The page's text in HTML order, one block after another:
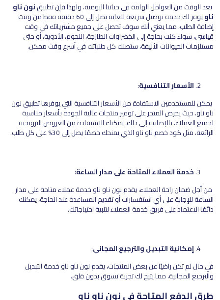
يعد الوقت من العوامل الهامة في حياتنا اليومية، ولهذا فإن تطبيقنون ناو
ناو يوفر لك خدمة توصيل سريعة للغاية تصل إلى 60 دقيقة فقط من وقت
إضافة الطلب، مما يعني أنك سوف تحصل على جميع مشترياتك في وقت
قياسي، سواء كنت بحاجة إلى الخضراوات الطازجة، اللحوم، الأدوية، أو حتى
مستلزمات الحيوانات الأليفة، ستصلك كل طلباتك في أسرع وقت ممكن.
الأسعار التنافسية:
يمكن للمستخدمين الاستفادة من الأسعار التنافسية التي يوفرها تطبيق نون
ناو ناو، حيث يحرص المتجر على توفير منتجات عالية الجودة بأسعار مناسبة
لجميع العملاء، بالإضافة إلى ذلك، يمكنك الاستفادة من العروض الترويجية
الرائعة، مثل كود خصم ناو ناو الذي يمنحك خصمًا يصل إلى 30% على كل طلب.
خدمة العملاء المتاحة على مدار الساعة:
من أجل ضمان راحة العملاء، يقدم نون ناو ناو خدمة عملاء متاحة على مدار
الساعة للإجابة على أي استفسارات أو تقديم المساعدة عند الحاجة، يمكنك
دائمًا الاعتماد على فريق خدمة العملاء لتلبية احتياجاتك.
إمكانية التبديل والترجيع المجاني:
في حال لم تكن راضيًا عن بعض المنتجات، يقدم نون ناو ناو خدمة التبديل
والترجيع المجانية، مما يتيح لك تجربة تسوق بدون قلق.
طرق الدفع المتاحة في نون ناو ناو